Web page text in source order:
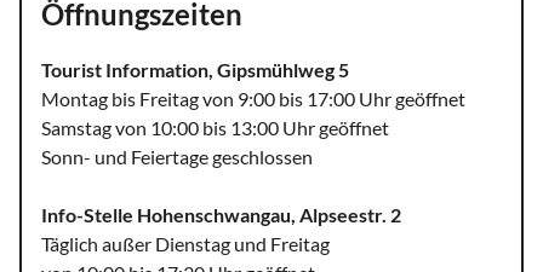
Öffnungszeiten
Tourist Information, Gipsmühlweg 5
Montag bis Freitag von 9:00 bis 17:00 Uhr geöffnet
Samstag von 10:00 bis 13:00 Uhr geöffnet
Sonn- und Feiertage geschlossen
Info-Stelle Hohenschwangau, Alpseestr. 2
Täglich außer Dienstag und Freitag